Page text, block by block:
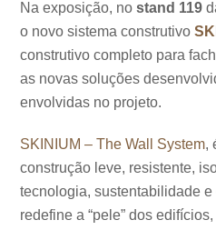
Na exposição, nostand 119
o novo sistema construtivo
construtivo completo para
as novas soluções
envolvidas no projeto.
SKINIUM – The Wall System,
construção leve, resistente,
tecnologia, sustentabilidade
redefine a “pele” dos